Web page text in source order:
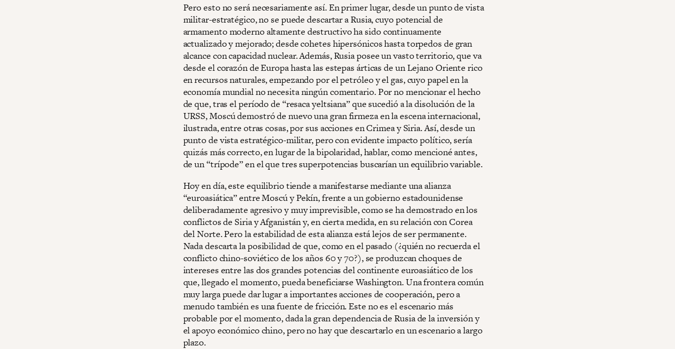
Pero esto no será necesariamente así. En primer lugar, desde un punto de vista
militar-estratégico, no se puede descartar a Rusia, cuyo potencial de
armamento moderno altamente destructivo ha sido continuamente
actualizado y mejorado; desde cohetes hipersónicos hasta torpedos de gran
alcance con capacidad nuclear. Además, Rusia posee un vasto territorio, que va
desde el corazón de Europa hasta las estepas árticas de un Lejano Oriente rico
en recursos naturales, empezando por el petróleo y el gas, cuyo papel en la
economía mundial no necesita ningún comentario. Por no mencionar el hecho
de que, tras el período de “resaca yeltsiana” que sucedió a la disolución de la
URSS, Moscú demostró de nuevo una gran firmeza en la escena internacional,
ilustrada, entre otras cosas, por sus acciones en Crimea y Siria. Así, desde un
punto de vista estratégico-militar, pero con evidente impacto político, sería
quizás más correcto, en lugar de la bipolaridad, hablar, como mencioné antes,
de un “trípode” en el que tres superpotencias buscarían un equilibrio variable.
Hoy en día, este equilibrio tiende a manifestarse mediante una alianza
“euroasiática” entre Moscú y Pekín, frente a un gobierno estadounidense
deliberadamente agresivo y muy imprevisible, como se ha demostrado en los
conflictos de Siria y Afganistán y, en cierta medida, en su relación con Corea
del Norte. Pero la estabilidad de esta alianza está lejos de ser permanente.
Nada descarta la posibilidad de que, como en el pasado (¿quién no recuerda el
conflicto chino-soviético de los años 60 y 70?), se produzcan choques de
intereses entre las dos grandes potencias del continente euroasiático de los
que, llegado el momento, pueda beneficiarse Washington. Una frontera común
muy larga puede dar lugar a importantes acciones de cooperación, pero a
menudo también es una fuente de fricción. Este no es el escenario más
probable por el momento, dada la gran dependencia de Rusia de la inversión y
el apoyo económico chino, pero no hay que descartarlo en un escenario a largo
plazo.